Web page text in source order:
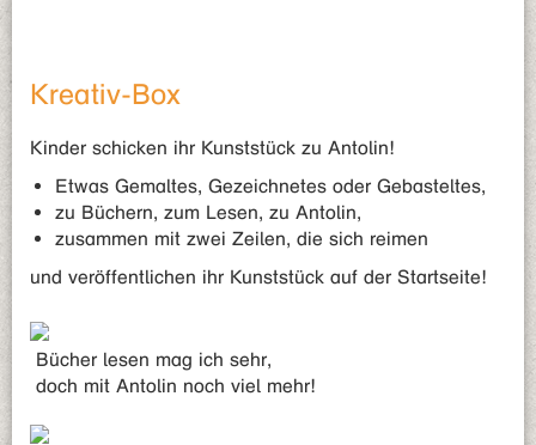
Kreativ-Box
Kinder schicken ihr Kunststück zu Antolin!
Etwas Gemaltes, Gezeichnetes oder Gebasteltes,
zu Büchern, zum Lesen, zu Antolin,
zusammen mit zwei Zeilen, die sich reimen
und veröffentlichen ihr Kunststück auf der Startseite!
Bücher lesen mag ich sehr,
doch mit Antolin noch viel mehr!